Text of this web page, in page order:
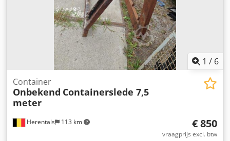
1 / 6
Herentals 113 km
Container
Onbekend Containerslede 7,5
meter
€ 850
vraagprijs excl. btw